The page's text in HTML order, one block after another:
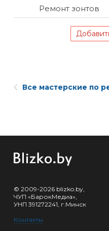
Ремонт зонтов
Все мастерские по
© 2009-2026 blizko.by,
ЧУП «БарокМедиа»,
УНП 391272241, г.Минск
Контакты